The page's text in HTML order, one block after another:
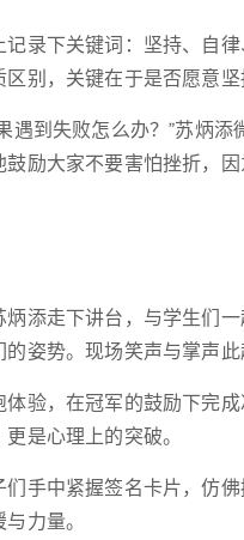
录下关键词：坚持、自
别，关键在于是否愿意坚
遇到失败怎么办？”苏炳
励大家不要害怕挫折，
添走下讲台，与学生们
姿势。现场笑声与掌声此
验，在冠军的鼓励下完
是心理上的突破。
手中紧握签名卡片，仿
力量。